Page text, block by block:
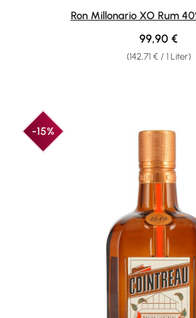
Durchschnittliche Bewertung von
Ron Millonario XO Rum
(142,71 € / 1 Liter)
Regulärer
99,90 €
-15%